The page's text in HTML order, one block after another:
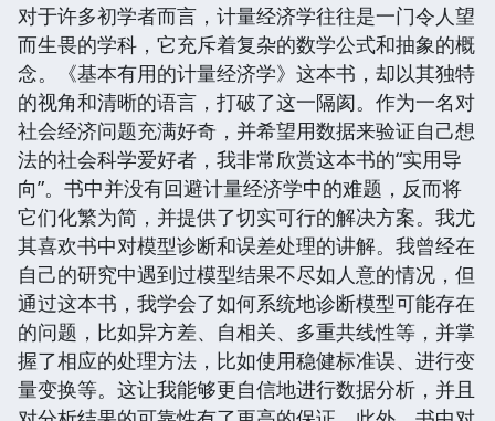
对于许多初学者而言，计量经济学往往是一门令人望
而生畏的学科，它充斥着复杂的数学公式和抽象的概
念。《基本有用的计量经济学》这本书，却以其独特
的视角和清晰的语言，打破了这一隔阂。作为一名对
社会经济问题充满好奇，并希望用数据来验证自己想
法的社会科学爱好者，我非常欣赏这本书的“实用导
向”。书中并没有回避计量经济学中的难题，反而将
它们化繁为简，并提供了切实可行的解决方案。我尤
其喜欢书中对模型诊断和误差处理的讲解。我曾经在
自己的研究中遇到过模型结果不尽如人意的情况，但
通过这本书，我学会了如何系统地诊断模型可能存在
的问题，比如异方差、自相关、多重共线性等，并掌
握了相应的处理方法，比如使用稳健标准误、进行变
量变换等。这让我能够更自信地进行数据分析，并且